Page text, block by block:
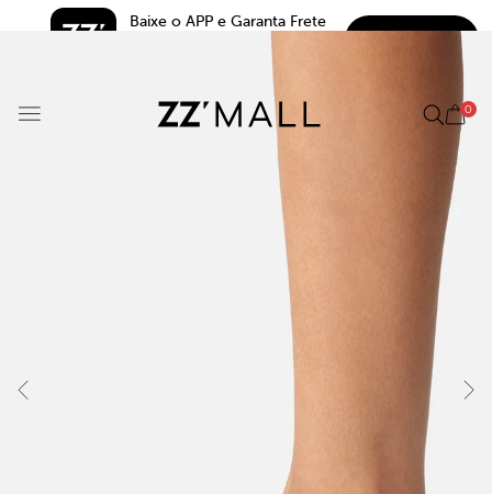
Baixe o APP e Garanta Frete
0